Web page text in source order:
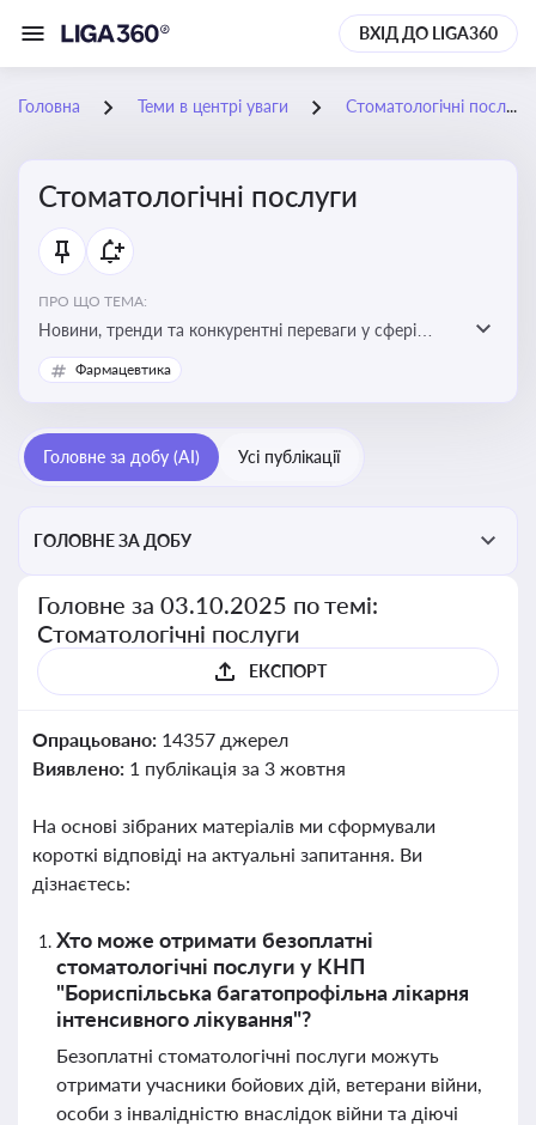
ВХІД ДО LIGA360
Головна Теми в центрі уваги Стоматологічні послуги
Стоматологічні послуги
ПРО ЩО ТЕМА:
Новини, тренди та конкурентні переваги у сфері
стоматологічних послуг. Використання новітніх
технологій та стратегій для покращення
Фармацевтика
Головне за добу (AI) Усі публікації
ГОЛОВНЕ ЗА ДОБУ
Головне за 03.10.2025 по темі:
Стоматологічні послуги
ЕКСПОРТ
Опрацьовано: 14357 джерел
Виявлено: 1 публікація за 3 жовтня
На основі зібраних матеріалів ми сформували
короткі відповіді на актуальні запитання. Ви
дізнаєтесь:
Хто може отримати безоплатні
стоматологічні послуги у КНП
"Бориспільська багатопрофільна лікарня
інтенсивного лікування"?
Безоплатні стоматологічні послуги можуть
отримати учасники бойових дій, ветерани війни,
особи з інвалідністю внаслідок війни та діючі